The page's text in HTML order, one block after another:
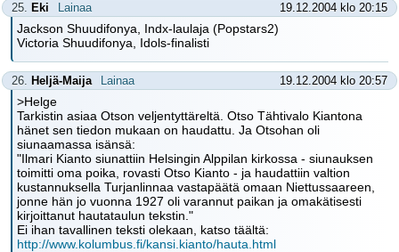
25. Eki Lainaa 19.12.2004 klo 20:15
Jackson Shuudifonya, Indx-laulaja (Popstars2)
Victoria Shuudifonya, Idols-finalisti
26. Heljä-Maija Lainaa 19.12.2004 klo 20:57
>Helge
Tarkistin asiaa Otson veljentyttäreltä. Otso Tähtivalo Kiantona
hänet sen tiedon mukaan on haudattu. Ja Otsohan oli
siunaamassa isänsä:
"Ilmari Kianto siunattiin Helsingin Alppilan kirkossa - siunauksen
toimitti oma poika, rovasti Otso Kianto - ja haudattiin valtion
kustannuksella Turjanlinnaa vastapäätä omaan Niettussaareen,
jonne hän jo vuonna 1927 oli varannut paikan ja omakätisesti
kirjoittanut hautataulun tekstin."
Ei ihan tavallinen teksti olekaan, katso täältä:
http://www.kolumbus.fi/kansi.kianto/hauta.html